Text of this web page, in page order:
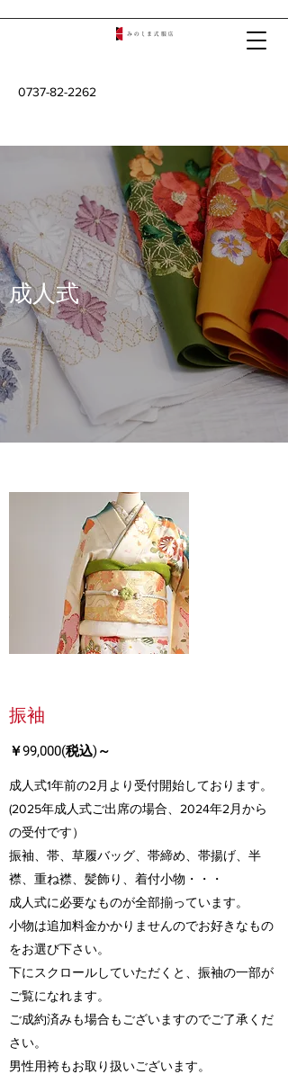
0737-82-2262
​​成人式
振袖
￥99,000(税込)～
成人式1年前の2月より受付開始しております。
(2025年成人式ご出席の場合、2024年2月から
の受付です）
振袖、帯、草履バッグ、帯締め、帯揚げ、半
襟、重ね襟、髪飾り、着付小物・・・
成人式に必要なものが全部揃っています。
小物は追加料金かかりませんのでお好きなもの
をお選び下さい。
下にスクロールしていただくと、振袖の一部が
ご覧になれます。
ご成約済みも場合もございますのでご了承くだ
さい。
​男性用袴もお取り扱いございます。